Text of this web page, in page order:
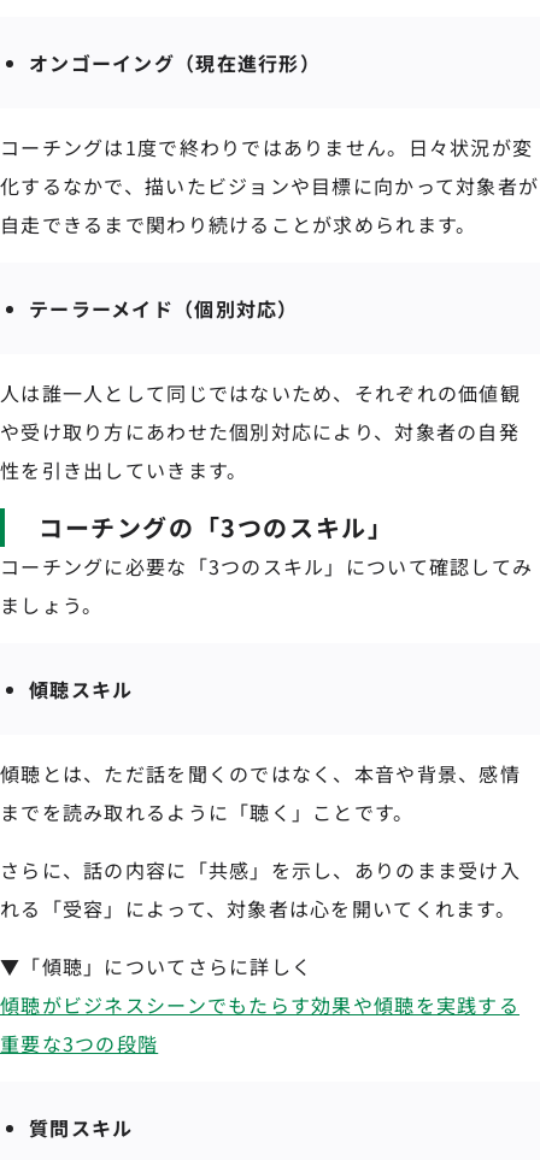
オンゴーイング（現在進行形）
コーチングは1度で終わりではありません。日々状況が変
化するなかで、描いたビジョンや目標に向かって対象者が
自走できるまで関わり続けることが求められます。
テーラーメイド（個別対応）
人は誰一人として同じではないため、それぞれの価値観
や受け取り方にあわせた個別対応により、対象者の自発
性を引き出していきます。
コーチングの「3つのスキル」
コーチングに必要な「3つのスキル」について確認してみ
ましょう。
傾聴スキル
傾聴とは、ただ話を聞くのではなく、本音や背景、感情
までを読み取れるように「聴く」ことです。
さらに、話の内容に「共感」を示し、ありのまま受け入
れる「受容」によって、対象者は心を開いてくれます。
▼「傾聴」についてさらに詳しく
傾聴がビジネスシーンでもたらす効果や傾聴を実践する
重要な3つの段階
質問スキル